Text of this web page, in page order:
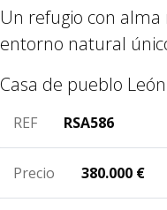
Un refugio con
entorno natural
Casa de pueblo León
REF RSA586
Precio 380.000 €